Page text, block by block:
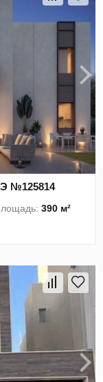
№125814
390 м²